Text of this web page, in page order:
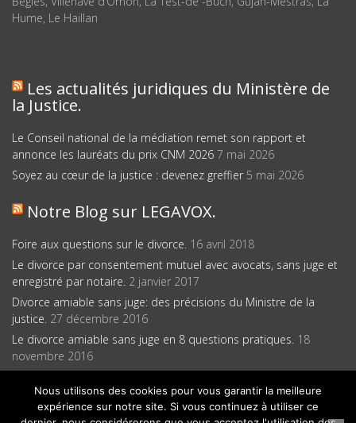
Hume, Le Haillan
Les actualités juridiques du Ministère de
la Justice.
Le Conseil national de la médiation remet son rapport et
annonce les lauréats du prix CNM 2026 7 mai 2026
Soyez au cœur de la justice : devenez greffier 5 mai 2026
Notre Blog sur LEGAVOX.
Foire aux questions sur le divorce. 16 avril 2018
Le divorce par consentement mutuel avec avocats, sans juge et
enregistré par notaire. 2 janvier 2017
Divorce amiable sans juge: des précisions du Ministre de la
justice. 27 décembre 2016
Le divorce amiable sans juge en 8 questions pratiques. 18
novembre 2016
Nous utilisons des cookies pour vous garantir la meilleure
expérience sur notre site. Si vous continuez à utiliser ce